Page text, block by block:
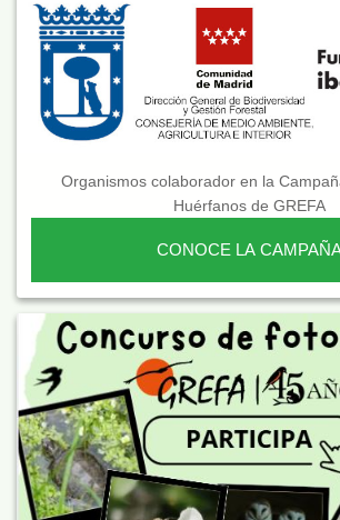
Organismos colaborador en la
Huérfanos de GREFA
CONOCE LA